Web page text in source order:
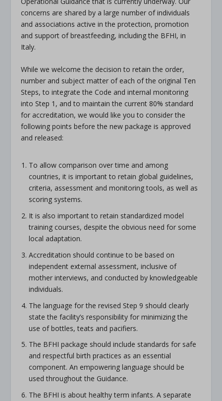
concerns are shared by a large number of individuals
and associations active in the protection, promotion
and support of breastfeeding, including the BFHI, in
Italy.
While we welcome the decision to retain the order,
number and subject matter of each of the original Ten
Steps, to integrate the Code and internal monitoring
into Step 1, and to maintain the current 80% standard
for accreditation, we would like you to consider the
following points before the new package is approved
and released:
To allow comparison over time and among
countries, it is important to retain global guidelines,
criteria, assessment and monitoring tools, as well as
scoring systems.
It is also important to retain standardized model
training courses, despite the obvious need for some
local adaptation.
Accreditation should continue to be based on
independent external assessment, inclusive of
mother interviews, and conducted by knowledgeable
individuals.
The language for the revised Step 9 should clearly
state the facility’s responsibility for minimizing the
use of bottles, teats and pacifiers.
The BFHI package should include standards for safe
and respectful birth practices as an essential
component. An empowering language should be
used throughout the Guidance.
The BFHI is about healthy term infants. A separate